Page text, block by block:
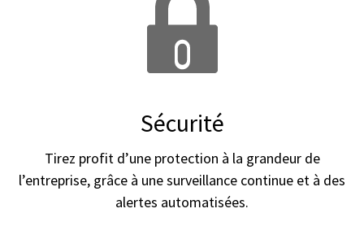
Sécurité
Tirez profit d’une protection à la grandeur de
l’entreprise, grâce à une surveillance continue et à des
alertes automatisées.